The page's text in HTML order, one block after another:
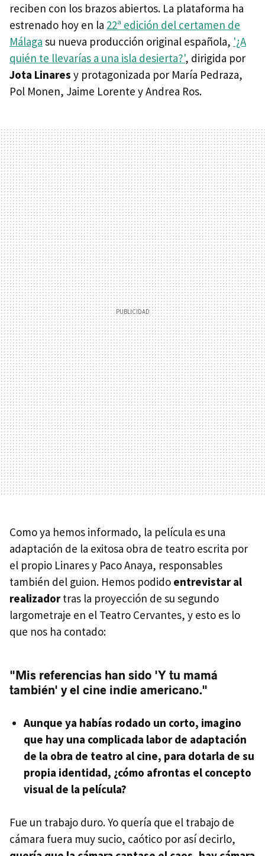
reciben con los brazos abiertos. La plataforma ha
estrenado hoy en la 22ª edición del certamen de
Málaga su nueva producción original española, '¿A
quién te llevarías a una isla desierta?', dirigida por
Jota Linares y protagonizada por María Pedraza,
Pol Monen, Jaime Lorente y Andrea Ros.
Como ya hemos informado, la película es una
adaptación de la exitosa obra de teatro escrita por
el propio Linares y Paco Anaya, responsables
también del guion. Hemos podido entrevistar al
realizadortras la proyección de su segundo
largometraje en el Teatro Cervantes, y esto es lo
que nos ha contado:
"Mis referencias han sido 'Y tu mamá
también' y el cine indie americano."
Aunque ya habías rodado un corto, imagino
que hay una complicada labor de adaptación
de la obra de teatro al cine, para dotarla de su
propia identidad, ¿cómo afrontas el concepto
visual de la película?
Fue un trabajo duro. Yo quería que el trabajo de
cámara fuera muy sucio, caótico por así decirlo,